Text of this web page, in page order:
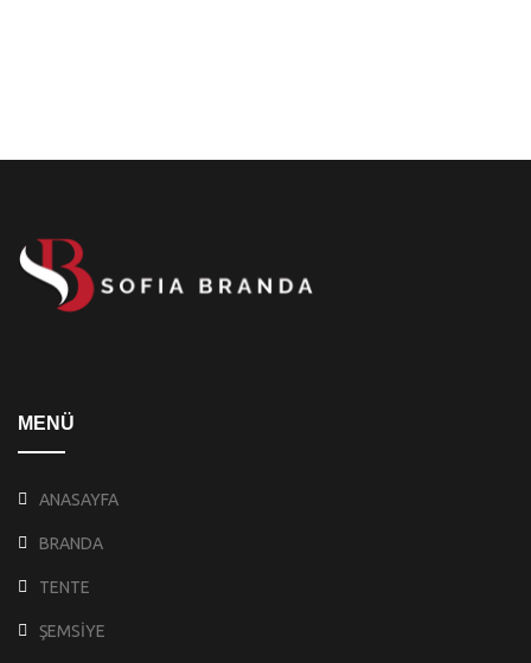
MENÜ
ANASAYFA
BRANDA
TENTE
ŞEMSİYE